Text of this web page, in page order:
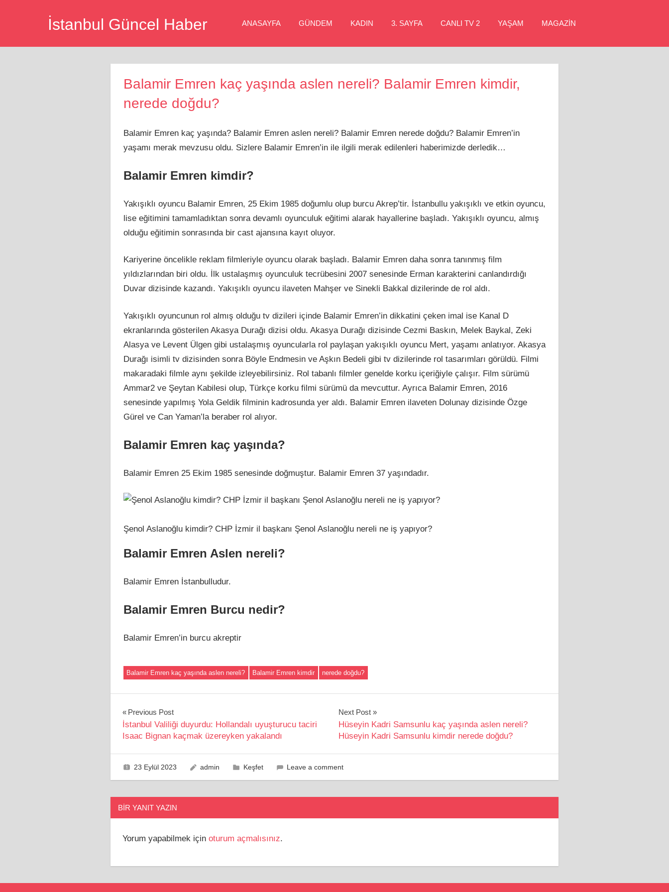
İstanbul Güncel Haber ANASAYFA GÜNDEM KADIN 3. SAYFA CANLI TV 2 YAŞAM MAGAZİN
Balamir Emren kaç yaşında aslen nereli? Balamir Emren kimdir,
nerede doğdu?
Balamir Emren kaç yaşında? Balamir Emren aslen nereli? Balamir Emren nerede doğdu? Balamir Emren’in
yaşamı merak mevzusu oldu. Sizlere Balamir Emren’in ile ilgili merak edilenleri haberimizde derledik…
Balamir Emren kimdir?
Yakışıklı oyuncu Balamir Emren, 25 Ekim 1985 doğumlu olup burcu Akrep’tir. İstanbullu yakışıklı ve etkin oyuncu,
lise eğitimini tamamladıktan sonra devamlı oyunculuk eğitimi alarak hayallerine başladı. Yakışıklı oyuncu, almış
olduğu eğitimin sonrasında bir cast ajansına kayıt oluyor.
Kariyerine öncelikle reklam filmleriyle oyuncu olarak başladı. Balamir Emren daha sonra tanınmış film
yıldızlarından biri oldu. İlk ustalaşmış oyunculuk tecrübesini 2007 senesinde Erman karakterini canlandırdığı
Duvar dizisinde kazandı. Yakışıklı oyuncu ilaveten Mahşer ve Sinekli Bakkal dizilerinde de rol aldı.
Yakışıklı oyuncunun rol almış olduğu tv dizileri içinde Balamir Emren’in dikkatini çeken imal ise Kanal D
ekranlarında gösterilen Akasya Durağı dizisi oldu. Akasya Durağı dizisinde Cezmi Baskın, Melek Baykal, Zeki
Alasya ve Levent Ülgen gibi ustalaşmış oyuncularla rol paylaşan yakışıklı oyuncu Mert, yaşamı anlatıyor. Akasya
Durağı isimli tv dizisinden sonra Böyle Endmesin ve Aşkın Bedeli gibi tv dizilerinde rol tasarımları görüldü. Filmi
makaradaki filmle aynı şekilde izleyebilirsiniz. Rol tabanlı filmler genelde korku içeriğiyle çalışır. Film sürümü
Ammar2 ve Şeytan Kabilesi olup, Türkçe korku filmi sürümü da mevcuttur. Ayrıca Balamir Emren, 2016
senesinde yapılmış Yola Geldik filminin kadrosunda yer aldı. Balamir Emren ilaveten Dolunay dizisinde Özge
Gürel ve Can Yaman’la beraber rol alıyor.
Balamir Emren kaç yaşında?
Balamir Emren 25 Ekim 1985 senesinde doğmuştur. Balamir Emren 37 yaşındadır.
Şenol Aslanoğlu kimdir? CHP İzmir il başkanı Şenol Aslanoğlu nereli ne iş yapıyor?
Balamir Emren Aslen nereli?
Balamir Emren İstanbulludur.
Balamir Emren Burcu nedir?
Balamir Emren’in burcu akreptir
Balamir Emren kaç yaşında aslen nereli? Balamir Emren kimdir nerede doğdu?
Yazı
gezinmesi
Previous Post
İstanbul Valiliği duyurdu: Hollandalı uyuşturucu taciri
Isaac Bignan kaçmak üzereyken yakalandı
Next Post
Hüseyin Kadri Samsunlu kaç yaşında aslen nereli?
Hüseyin Kadri Samsunlu kimdir nerede doğdu?
23 Eylül 2023 admin Keşfet Leave a comment
BIR YANIT YAZIN
Yorum yapabilmek için oturum açmalısınız.